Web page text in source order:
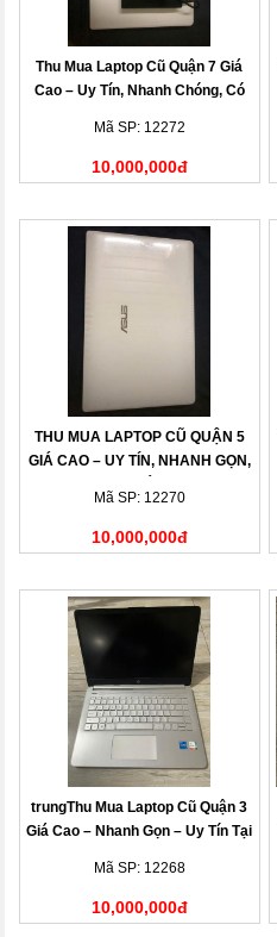
Thu Mua Laptop Cũ Quận 7 Giá
Cao – Uy Tín, Nhanh Chóng, Có
Mã SP: 12272
10,000,000đ
THU MUA LAPTOP CŨ QUẬN 5
GIÁ CAO – UY TÍN, NHANH GỌN,
Mã SP: 12270
10,000,000đ
trungThu Mua Laptop Cũ Quận 3
Giá Cao – Nhanh Gọn – Uy Tín Tại
Mã SP: 12268
10,000,000đ